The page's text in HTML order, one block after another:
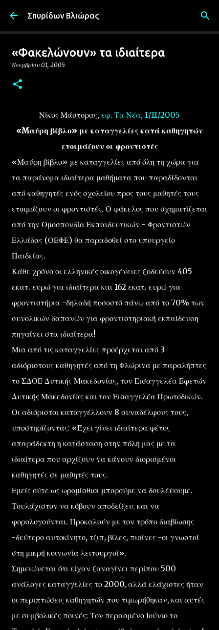
Μετάβαση στο κύριο περιεχόμενο
Σπυρίδων Βλιώρας
«Φακελώνουν» τα ιδιαίτερα
Νοεμβρίου 01, 2005
Νίκος Μάστορας, εφ. Τα Νέα, 1/11/2005
«Mαύρη βίβλο» με καταγγελίες κατά καθηγητών
ετοιμάζουν οι φροντιστές
«Μαύρη βίβλο» με καταγγελίες από όλη τη χώρα για
τα παράνομα ιδιαίτερα μαθήματα που παραδίδονται
από καθηγητές ενός σχολείου προς τους μαθητές τους
ετοιμάζουν οι φροντιστές. Ο φάκελος που σχηματίζεται
από την Ομοσπονδία Εκπαιδευτικών - Φροντιστών
Ελλάδας (ΟΕΦΕ) θα παραδοθεί στο υπουργείο
Παιδείας.
Κάθε χρόνο οι ελληνικές οικογένειες ξοδεύουν 405
εκατ. ευρώ για ιδιαίτερα και 162 εκατ. ευρώ για
φροντιστήρια -δηλαδή ποσοστό πάνω από το 70% των
συνολικών δαπανών για φροντιστηριακή εκπαίδευση
πηγαίνει στα ιδιαίτερα!
Μια από τις καταγγελίες προέρχεται από 3
αδιόριστους καθηγητές από τη Φλώρινα με παραλήπτες
το ΣΔΟΕ Δυτικής Μακεδονίας, τον Εισαγγελέα Εφετών
Δυτικής Μακεδονίας και τον Εισαγγελέα Πρωτοδικών.
Οι αδιόριστοι καταγγέλλουν 8 συναδέλφους τους,
υποστηρίζοντας: «Έχει γίνει ιδιαίτερα φέτος
απαράδεκτη η κατάσταση στην πόλη μας με τα
ιδιαίτερα που αρχίζουν να κάνουν διορισμένοι
καθηγητές σε μαθητές τους.
Εμείς ούτε ως ωρομίσθιοι μπορούμε να δουλέψουμε.
Τουλάχιστον να κόβουν αποδείξεις και να
φορολογούνται. Προκαλούν με τον τρόπο διαβίωσης
-δεύτερο αυτοκίνητο, τζιπ, βίλες, πισίνες -οι γνωστοί
στη μικρή κοινωνία λειτουργοί».
Σημειώνεται ότι είχαν ξαναγίνει περίπου 500
ανάλογες καταγγελίες το 2000, αλλά ελάχιστες ήταν
οι περιπτώσεις καθηγητών που τιμωρήθηκαν, και αυτές
με συμβολικές ποινές: Τον περασμένο Ιούνιο το